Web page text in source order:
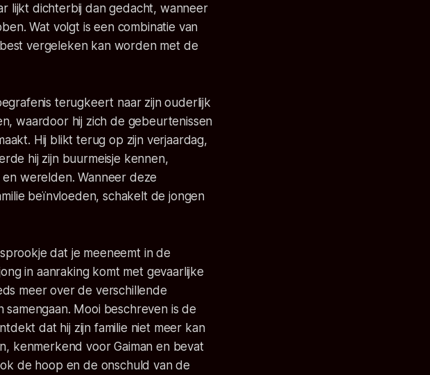
lijkt dichterbij dan gedacht, wanneer
Wat volgt is een combinatie van
vergeleken kan worden met de
terugkeert naar zijn ouderlijk
waardoor hij zich de gebeurtenissen
Hij blikt terug op zijn verjaardag,
hij zijn buurmeisje kennen,
werelden. Wanneer deze
beïnvloeden, schakelt de jongen
dat je meeneemt in de
in aanraking komt met gevaarlijke
meer over de verschillende
Mooi beschreven is de
dat hij zijn familie niet meer kan
kenmerkend voor Gaiman en bevat
de hoop en de onschuld van de